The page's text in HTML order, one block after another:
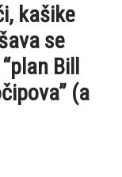
kašike
se
Bill
(a